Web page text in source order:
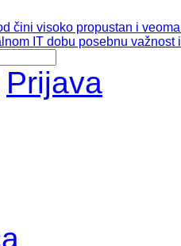
čini visoko propustan i
IT dobu posebnu
Prijava